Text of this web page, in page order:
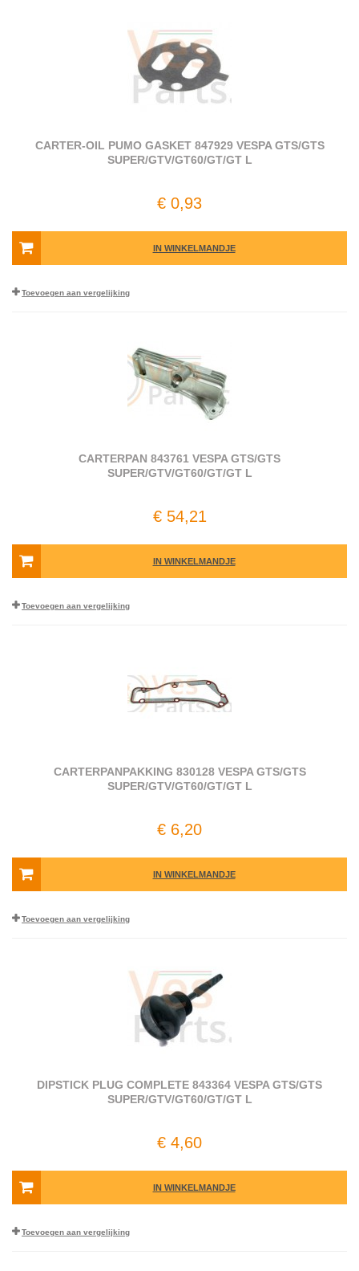
CARTER-OIL PUMO GASKET 847929 VESPA GTS/GTS
SUPER/GTV/GT60/GT/GT L
€ 0,93
IN WINKELMANDJE
Toevoegen aan vergelijking
CARTERPAN 843761 VESPA GTS/GTS
SUPER/GTV/GT60/GT/GT L
€ 54,21
IN WINKELMANDJE
Toevoegen aan vergelijking
CARTERPANPAKKING 830128 VESPA GTS/GTS
SUPER/GTV/GT60/GT/GT L
€ 6,20
IN WINKELMANDJE
Toevoegen aan vergelijking
DIPSTICK PLUG COMPLETE 843364 VESPA GTS/GTS
SUPER/GTV/GT60/GT/GT L
€ 4,60
IN WINKELMANDJE
Toevoegen aan vergelijking